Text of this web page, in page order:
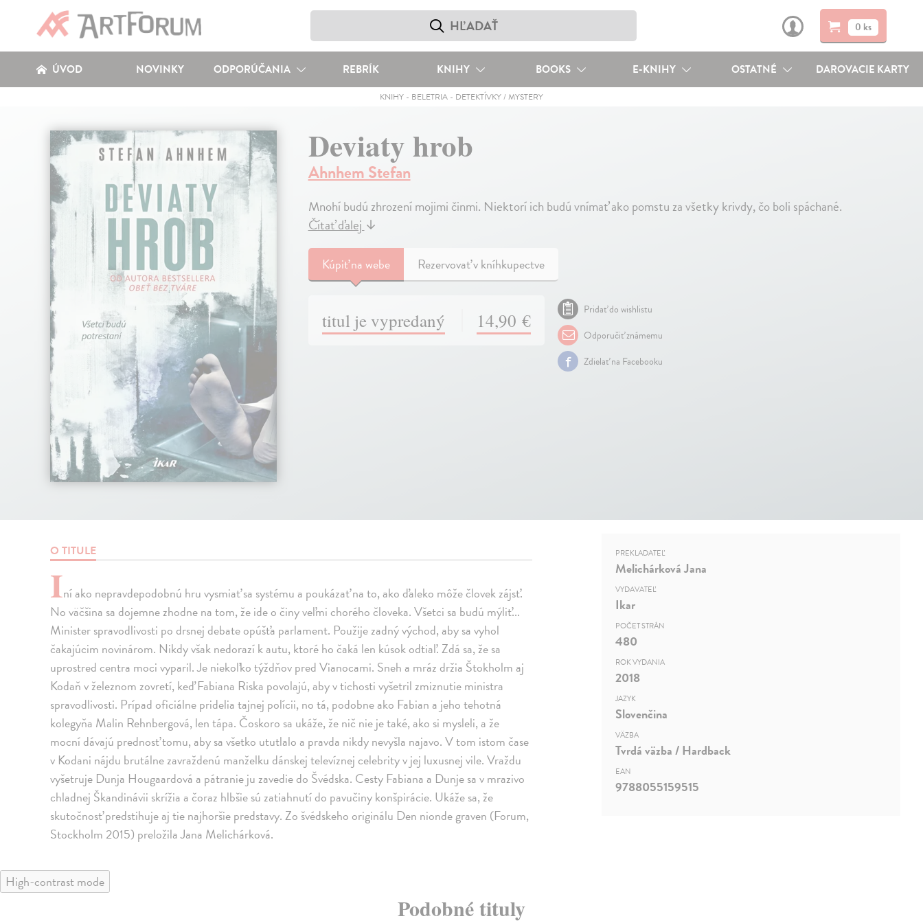
0 ks
ÚVOD NOVINKY ODPORÚČANIA REBRÍK KNIHY BOOKS E-KNIHY OSTATNÉ DAROVACIE KARTY
KNIHY- BELETRIA- DETEKTÍVKY / MYSTERY
Deviaty hrob
Ahnhem Stefan
Mnohí budú zhrození mojimi činmi. Niektorí ich budú vnímať ako pomstu za všetky krivdy, čo boli spáchané.
Čítať ďalej↓
Kúpiťna webe Rezervovať v kníhkupectve
titul je vypredaný 14,90 €
Pridať do wishlistu
Odporučiť známemu
Zdielať na Facebooku
O TITULE
Iní ako nepravdepodobnú hru vysmiať sa systému a poukázať na to, ako ďaleko môže človek zájsť.
No väčšina sa dojemne zhodne na tom, že ide o činy veľmi chorého človeka. Všetci sa budú mýliť...
Minister spravodlivosti po drsnej debate opúšťa parlament. Použije zadný východ, aby sa vyhol
čakajúcim novinárom. Nikdy však nedorazí k autu, ktoré ho čaká len kúsok odtiaľ. Zdá sa, že sa
uprostred centra moci vyparil. Je niekoľko týždňov pred Vianocami. Sneh a mráz držia Štokholm aj
Kodaň v železnom zovretí, keď Fabiana Riska povolajú, aby v tichosti vyšetril zmiznutie ministra
spravodlivosti. Prípad oficiálne pridelia tajnej polícii, no tá, podobne ako Fabian a jeho tehotná
kolegyňa Malin Rehnbergová, len tápa. Čoskoro sa ukáže, že nič nie je také, ako si mysleli, a že
mocní dávajú prednosť tomu, aby sa všetko ututlalo a pravda nikdy nevyšla najavo. V tom istom čase
v Kodani nájdu brutálne zavraždenú manželku dánskej televíznej celebrity v jej luxusnej vile. Vraždu
vyšetruje Dunja Hougaardová a pátranie ju zavedie do Švédska. Cesty Fabiana a Dunje sa v mrazivo
chladnej Škandinávii skrížia a čoraz hlbšie sú zatiahnutí do pavučiny konšpirácie. Ukáže sa, že
skutočnosť predstihuje aj tie najhoršie predstavy. Zo švédskeho originálu Den nionde graven (Forum,
Stockholm 2015) preložila Jana Melichárková.
PREKLADATEĽ
Melichárková Jana
VYDAVATEĽ
Ikar
POČET STRÁN
480
ROK VYDANIA
2018
JAZYK
Slovenčina
VÄZBA
Tvrdá väzba / Hardback
EAN
9788055159515
High-contrast mode
Podobné tituly